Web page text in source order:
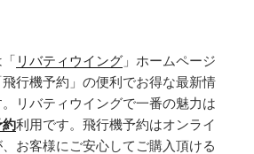
リバティウイング 」ホームページ
行機予約」の便利でお得な最新情
リバティウイングで一番の魅力は
約利用です。飛行機予約はオンライ
お客様にご安心してご購入頂ける